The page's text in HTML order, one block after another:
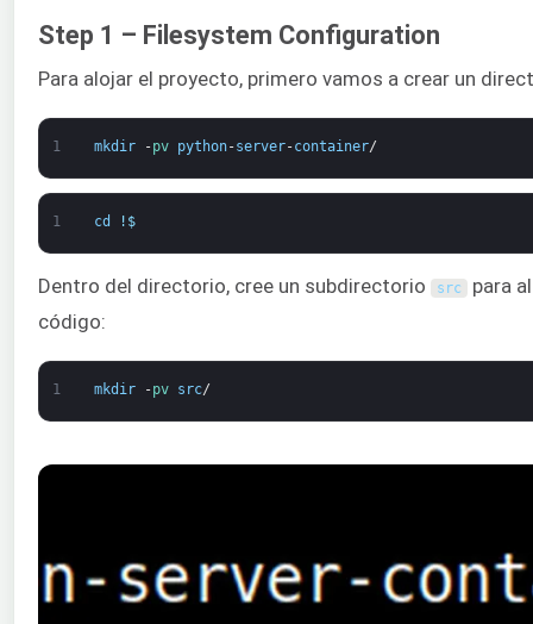
Step 1 – Filesystem Configuration
Para alojar el proyecto, primero vamos a crear un
1 mkdir -pv python-server-container/
1 cd ! $
Dentro del directorio, cree un subdirectorio src para
código:
1 mkdir -pv src/